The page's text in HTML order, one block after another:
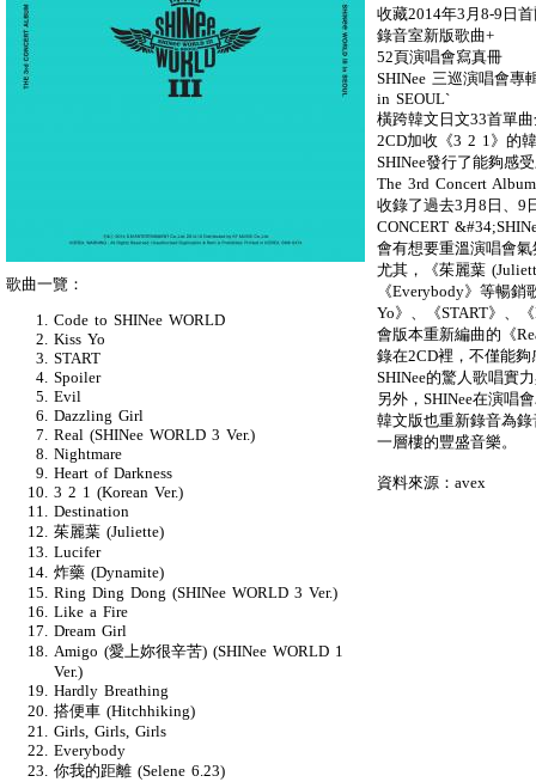
收藏2014年3月8-9日
錄音室新版歌曲+
52頁演唱會寫真冊
SHINee 三巡演唱會專
in SEOUL`
橫跨韓文日文33首單
2CD加收《3 2 1》的
SHINee發行了能夠感
The 3rd Concert
收錄了過去3月8日、9
CONCERT
會有想要重溫演唱會
尤其，《茱麗葉
《Everybody》等暢
Yo》、《START》、
會版本重新編曲的《
錄在2CD裡，不僅能
SHINee的驚人歌唱實
另外，SHINee在演唱
韓文版也重新錄音為
一層樓的豐盛音樂。
資料來源：avex
歌曲一覽：
Code to SHINee WORLD
Kiss Yo
START
Spoiler
Evil
Dazzling Girl
Real (SHINee WORLD 3 Ver.)
Nightmare
Heart of Darkness
3 2 1 (Korean Ver.)
Destination
茱麗葉 (Juliette)
Lucifer
炸藥 (Dynamite)
Ring Ding Dong (SHINee WORLD 3 Ver.)
Like a Fire
Dream Girl
Amigo (愛上妳很辛苦) (SHINee WORLD 1
Ver.)
Hardly Breathing
搭便車 (Hitchhiking)
Girls, Girls, Girls
Everybody
你我的距離 (Selene 6.23)